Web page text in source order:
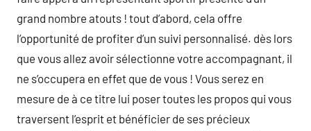
grand nombre atouts ! tout d’abord, cela offre
l’opportunité de profiter d’un suivi personnalisé. dès lors
que vous allez avoir sélectionne votre accompagnant, il
ne s’occupera en effet que de vous ! Vous serez en
mesure de à ce titre lui poser toutes les propos qui vous
traversent l’esprit et bénéficier de ses précieux